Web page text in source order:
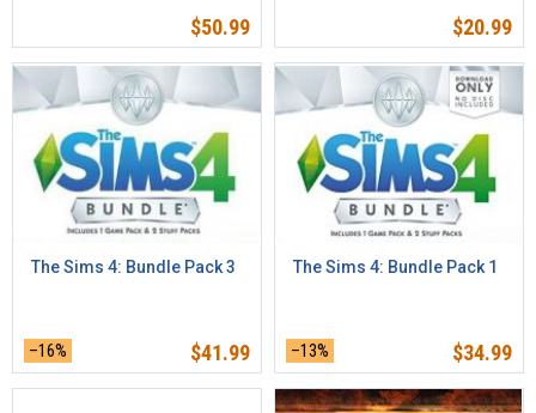
$50.99 $20.99
The Sims 4: Bundle Pack 3
–16% $41.99
The Sims 4: Bundle Pack 1
–13% $34.99